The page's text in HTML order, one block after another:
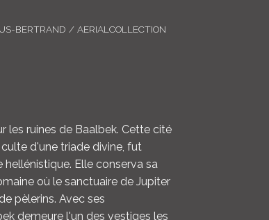
ENGLISH
BERTRAND / AERIALCOLLECTION
les ruines de Baalbek. Cette cité
d'une triade divine, fut
Elle conserva sa
où le sanctuaire de Jupiter
pèlerins. Avec ses
demeure l'un des vestiges les